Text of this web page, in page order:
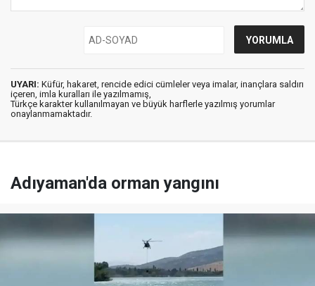
UYARI: Küfür, hakaret, rencide edici cümleler veya imalar, inançlara saldırı
içeren, imla kuralları ile yazılmamış,
Türkçe karakter kullanılmayan ve büyük harflerle yazılmış yorumlar
onaylanmamaktadır.
Adıyaman'da orman yangını